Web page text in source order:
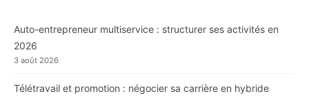
Auto-entrepreneur multiservice : structurer ses activités en
2026
3 août 2026
Télétravail et promotion : négocier sa carrière en hybride